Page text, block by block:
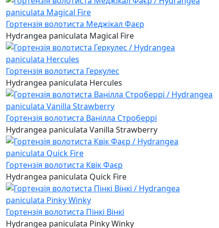
Гортензія волотиста Меджікал Фаєр
Hydrangea paniculata Magical Fire
Гортензія волотиста Геркулес
Hydrangea paniculata Hercules
Гортензія волотиста Ванілла Строберрі
Hydrangea paniculata Vanilla Strawberry
Гортензія волотиста Квік Фаєр
Hydrangea paniculata Quick Fire
Гортензія волотиста Пінкі Вінкі
Hydrangea paniculata Pinky Winky